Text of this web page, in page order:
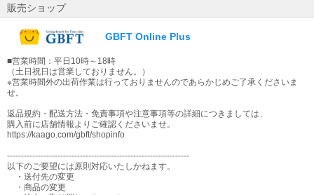
販売ショップ
GBFT Online Plus
■営業時間：平日10時～18時
（土日祝日は営業しておりません。）
※営業時間外の出荷作業は行っておりませんのであらかじめご了承くださいま
せ。
返品規約・配送方法・免責事項や注意事項等の詳細につきましては、
購入前に店舗情報よりご確認くださいませ。
https://kaago.com/gbft/shopinfo
-----------------------------------------------------------------
以下のご要望には原則対応いたしかねます。
・送付先の変更
・商品の変更